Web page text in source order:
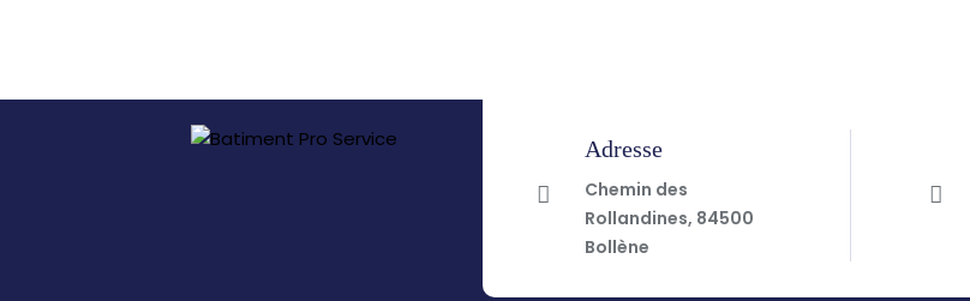
Adresse
Chemin des
Rollandines, 84500
Bollène